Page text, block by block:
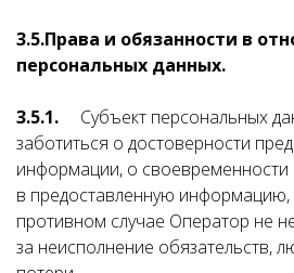
3.5.Права и обязанности в
персональных данных.
3.5.1. Субъект персональных
заботиться о достоверности
информации, о своевременности
в предоставленную информацию,
противном случае Оператор не
за неисполнение обязательств,